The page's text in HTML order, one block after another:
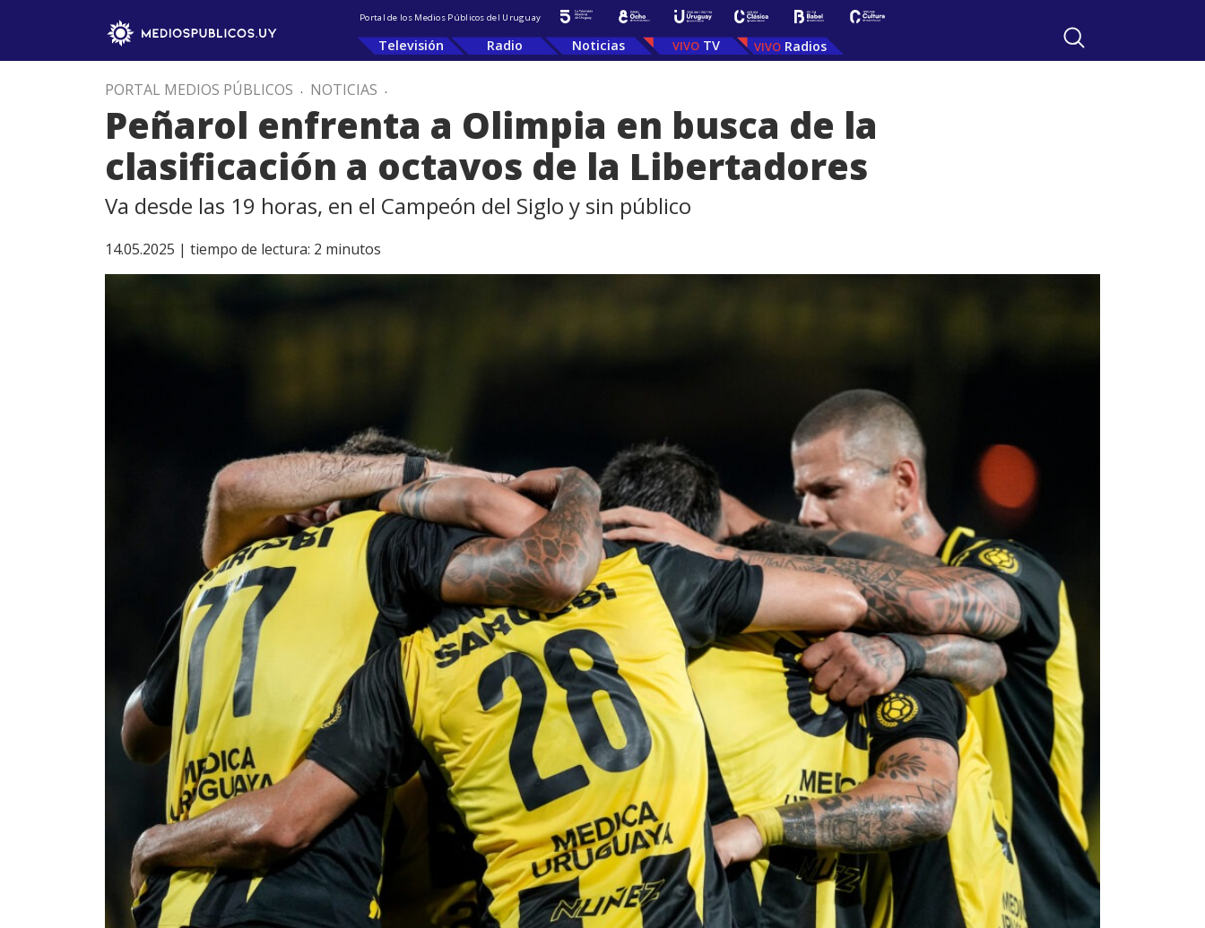
Portal de los Medios Públicos del Uruguay
Televisión Radio Noticias TV Radios
PORTAL MEDIOS PÚBLICOS . NOTICIAS .
Peñarol enfrenta a Olimpia en busca de la
clasificación a octavos de la Libertadores
Va desde las 19 horas, en el Campeón del Siglo y sin público
14.05.2025 | tiempo de lectura: 2 minutos